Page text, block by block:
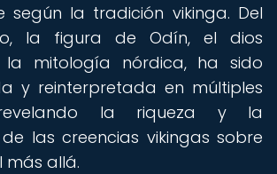
según la tradición vikinga. Del
la figura de Odín, el dios
la mitología nórdica, ha sido
y reinterpretada en múltiples
revelando la riqueza y la
las creencias vikingas sobre
más allá.